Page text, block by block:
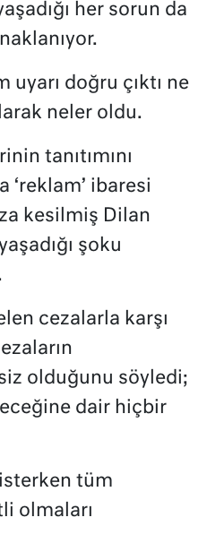
her sorun da
uyarı doğru çıktı ne
neler oldu.
tanıtımını
‘reklam’ ibaresi
kesilmiş Dilan
şoku
cezalarla karşı
olduğunu söyledi;
dair hiçbir
tüm
olmaları